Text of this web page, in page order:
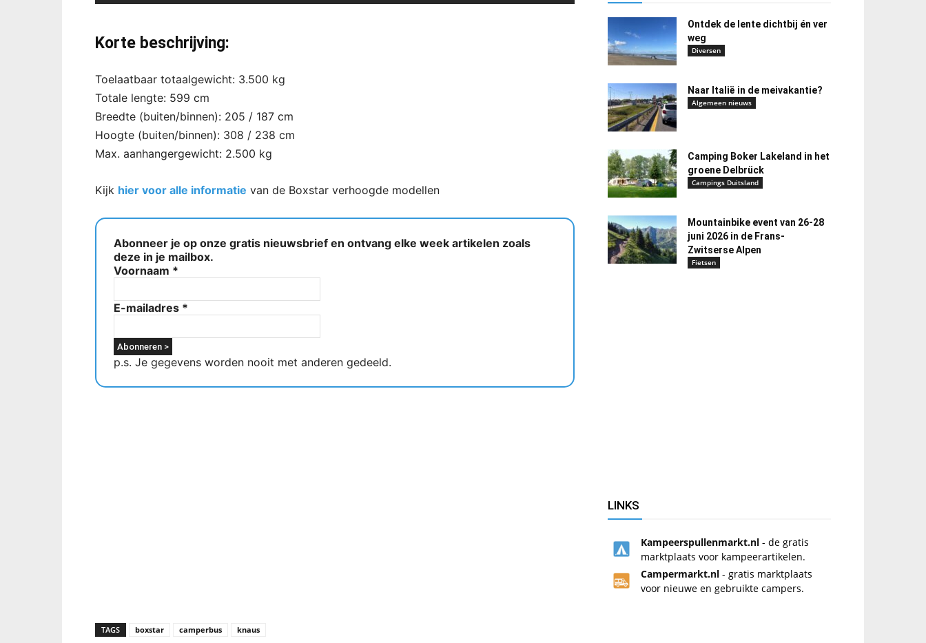
Korte beschrijving:
Toelaatbaar totaalgewicht: 3.500 kg
Totale lengte: 599 cm
Breedte (buiten/binnen): 205 / 187 cm
Hoogte (buiten/binnen): 308 / 238 cm
Max. aanhangergewicht: 2.500 kg
Kijk hier voor alle informatie van de Boxstar verhoogde modellen
Abonneer je op onze gratis nieuwsbrief en ontvang elke week artikelen zoals
deze in je mailbox.
Voornaam *
E-mailadres *
p.s. Je gegevens worden nooit met anderen gedeeld.
TAGS boxstar camperbus knaus
Ontdek de lente dichtbij én ver
weg
Diversen
Naar Italië in de meivakantie?
Algemeen nieuws
Camping Boker Lakeland in het
groene Delbrück
Campings Duitsland
Mountainbike event van 26-28
juni 2026 in de Frans-
Zwitserse Alpen
Fietsen
LINKS
Kampeerspullenmarkt.nl - de gratis
marktplaats voor kampeerartikelen.
Campermarkt.nl - gratis marktplaats
voor nieuwe en gebruikte campers.